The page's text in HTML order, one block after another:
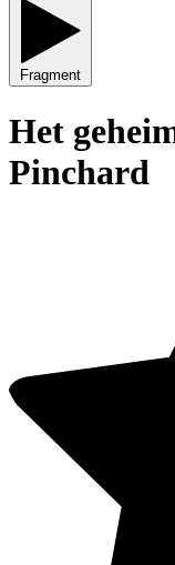
Fragment
Het
Pinchard